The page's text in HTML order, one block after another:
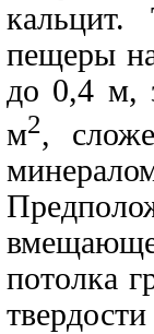
пещеры
до 0,4 м,
м2,
потолка